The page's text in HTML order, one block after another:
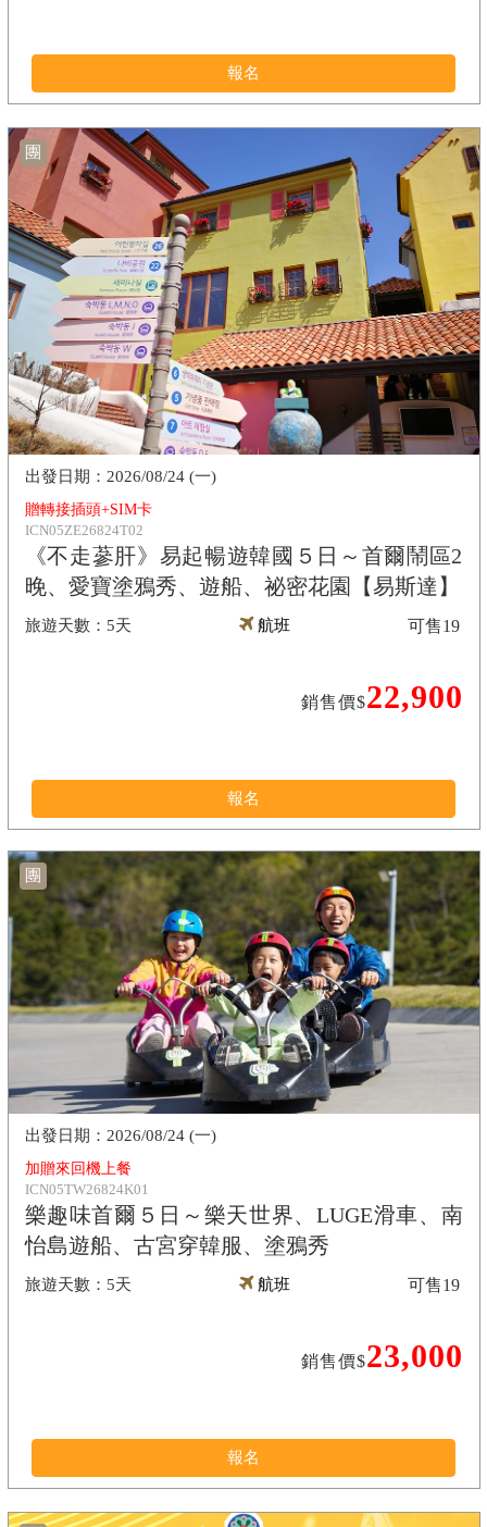
報名
團
贈轉接插頭+SIM卡
ICN05ZE26824T02
《不走蔘肝》易起暢遊韓國５日～首爾鬧區2
晚、愛寶塗鴉秀、遊船、祕密花園【易斯達】
5天
2026/08/24 (一)
航班
銷售價$22,900
可售19
報名
團
加贈來回機上餐
ICN05TW26824K01
樂趣味首爾５日～樂天世界、LUGE滑車、南
怡島遊船、古宮穿韓服、塗鴉秀
5天
2026/08/24 (一)
航班
銷售價$23,000
可售19
報名